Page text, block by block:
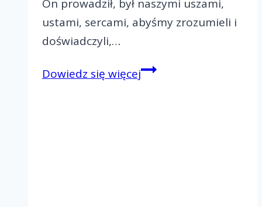
On prowadził, był naszymi uszami,
ustami, sercami, abyśmy zrozumieli i
doświadczyli,…
Dowiedz się więcejAdwentowy